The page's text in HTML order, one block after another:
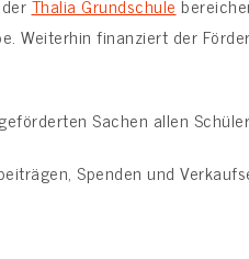
Weiterhin finanziert der
Sachen allen
Spenden und